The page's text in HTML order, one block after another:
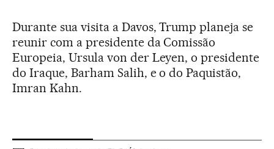
Durante sua visita a Davos, Trump planeja se
reunir com a presidente da Comissão
Europeia, Ursula von der Leyen, o presidente
do Iraque, Barham Salih, e o do Paquistão,
Imran Kahn.